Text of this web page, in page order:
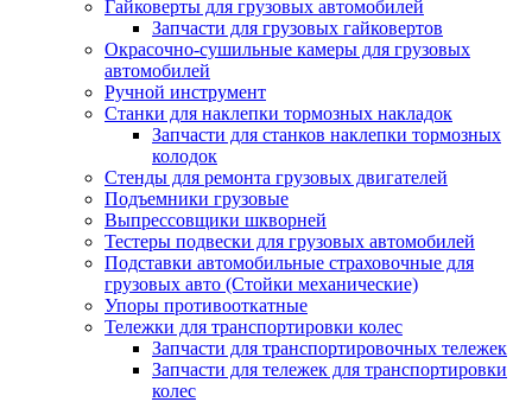
Гайковерты для грузовых автомобилей
Запчасти для грузовых гайковертов
Окрасочно-сушильные камеры для грузовых
автомобилей
Ручной инструмент
Станки для наклепки тормозных накладок
Запчасти для станков наклепки тормозных
колодок
Стенды для ремонта грузовых двигателей
Подъемники грузовые
Выпрессовщики шкворней
Тестеры подвески для грузовых автомобилей
Подставки автомобильные страховочные для
грузовых авто (Стойки механические)
Упоры противооткатные
Тележки для транспортировки колес
Запчасти для транспортировочных тележек
Запчасти для тележек для транспортировки
колес